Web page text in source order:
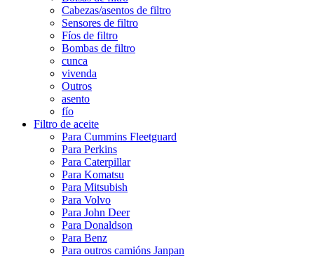
Cabezas/asentos de filtro
Sensores de filtro
Fíos de filtro
Bombas de filtro
cunca
vivenda
Outros
asento
fío
Filtro de aceite
Para Cummins Fleetguard
Para Perkins
Para Caterpillar
Para Komatsu
Para Mitsubish
Para Volvo
Para John Deer
Para Donaldson
Para Benz
Para outros camións Janpan